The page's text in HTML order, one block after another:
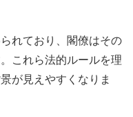
れており、閣僚はその
これら法的ルールを理
が見えやすくなりま